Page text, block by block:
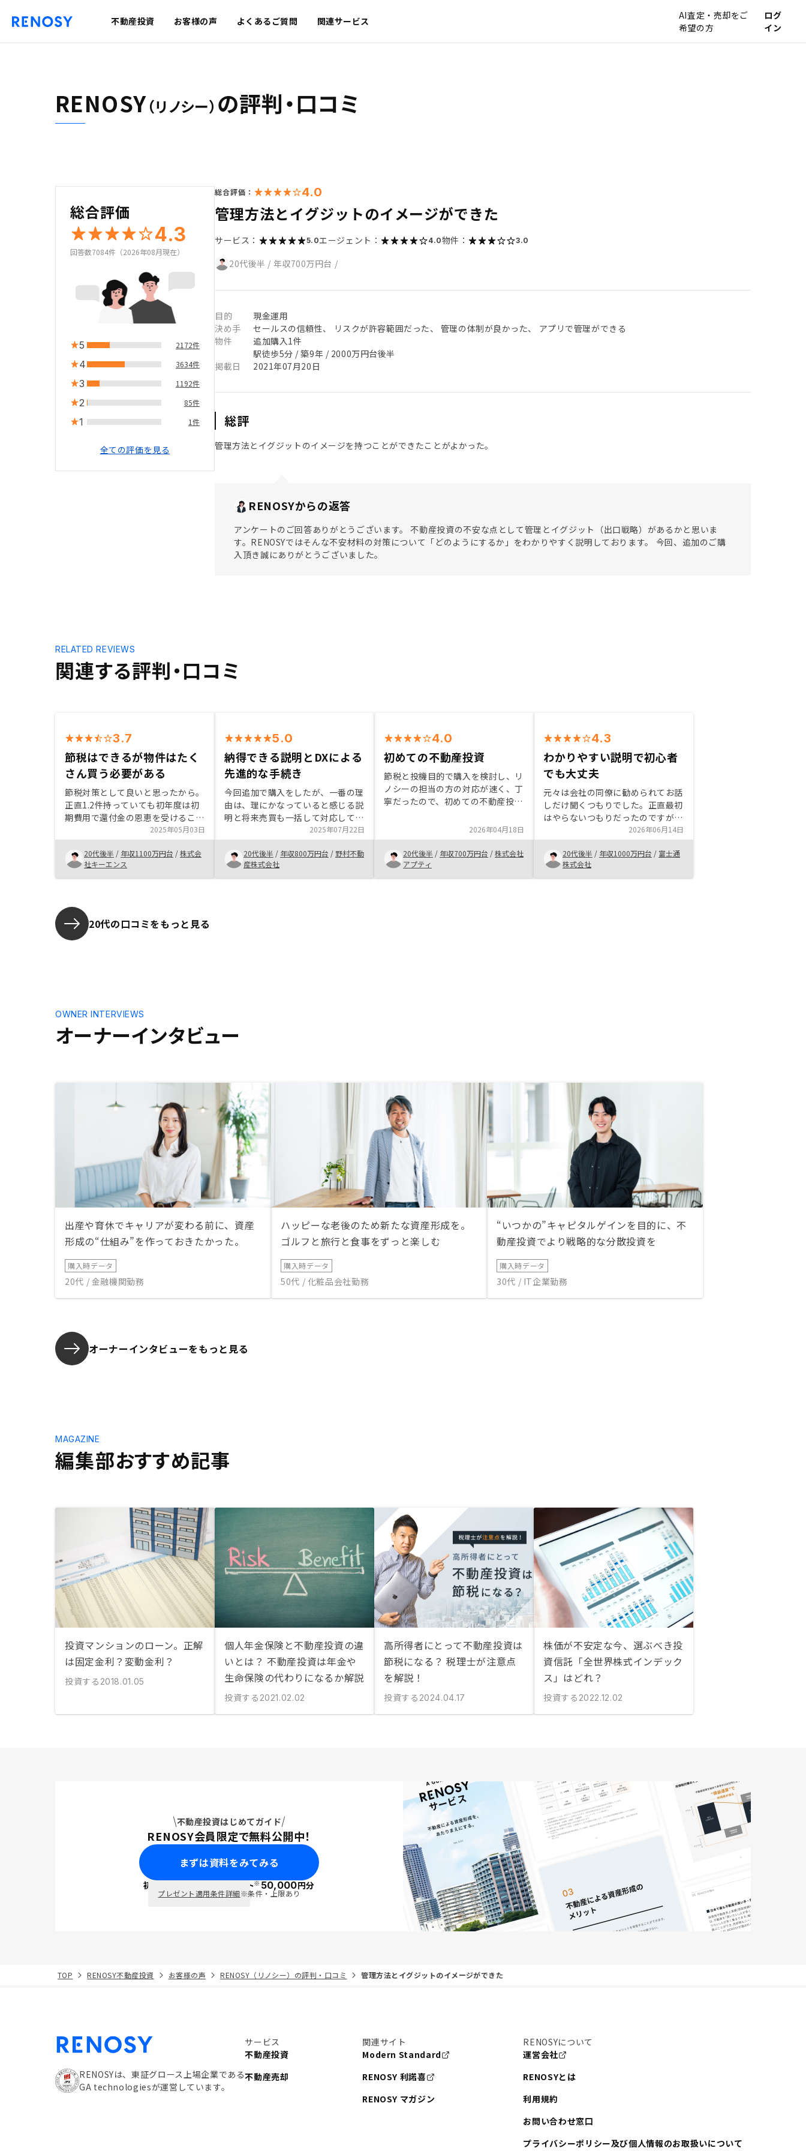
不動産投資 お客様の声 よくあるご質問 関連サービス
AI査定・売却をご
希望の方
ログ
イン
RENOSY（リノシー） の評判・口コミ
総合評価
4.3
回答数7084件（2026年08月現在）
5 2172件
4 3634件
3 1192件
2 85件
1 1件
全ての評価を見る
総合評価： 4.0
管理方法とイグジットのイメージができた
サービス： 5.0エージェント： 4.0物件： 3.0
20代後半 / 年収700万円台 /
目的
現金運用
決め手
セールスの信頼性、 リスクが許容範囲だった、 管理の体制が良かった、 アプリで管理ができる
物件
追加購入1件
駅徒歩5分 / 築9年 / 2000万円台後半
掲載日
2021年07月20日
総評
管理方法とイグジットのイメージを持つことができたことがよかった。
RENOSYからの返答
アンケートのご回答ありがとうございます。 不動産投資の不安な点として管理とイグジット（出口戦略）があるかと思いま
す。RENOSYではそんな不安材料の対策について「どのようにするか」をわかりやすく説明しております。 今回、追加のご購
入頂き誠にありがとうございました。
関連する評判・口コミ
RELATED REVIEWS
3.7
節税はできるが物件はたく
さん買う必要がある
節税対策として良いと思ったから。
正直1.2件持っていても初年度は初
期費用で還付金の恩恵を受けること
ができるが、2年目以降は継続的に
購入しないとメリットが出てこな
い。 理由は節税効果を最大化でき
ず支出とほぼ同じくらいになること
と売却時の利益を得るために時間が
してほしかった。 元利均等法など
結果的に物件購入金額以上の支払い
が発生することは知らなかった。
2025年05月03日
20代後半 / 年収1100万円台 /株式会
社キーエンス
5.0
納得できる説明とDXによる
先進的な手続き
今回追加で購入をしたが、一番の理
由は、理にかなっていると感じる説
明と将来売買も一括して対応してく
れる点です。加えて紙媒体で契約手
続きを行うのが一般的な不動産業界
において、ここ数年でもWEB上で
対応できる手続きに進化していたり
と、デジタルを融合させた画期的な
2025年07月22日
20代後半 / 年収800万円台 / 野村不動
産株式会社
4.0
初めての不動産投資
節税と投機目的で購入を検討し、リ
ノシーの担当の方の対応が速く、丁
寧だったので、初めての不動産投資
様々な管理プランがあるので手間い
らずで利用できると思います。 不
動産の数も多いと思うのでまずは物
件を見てみるだけでも良いかもしれ
ません管理プランの詳細を比較表の
2026年04月18日
20代後半 / 年収700万円台 /株式会社
アプティ
4.3
わかりやすい説明で初心者
でも大丈夫
元々は会社の同僚に勧められてお話
しだけ聞くつもりでした。正直最初
はやらないつもりだったのですが、
お話が非常にわかりやすくリスクも
許容範囲内で、自分の年収なら絶対
やったほうがいいなと思えたのでや
りました。
2026年06月14日
20代後半 / 年収1000万円台 / 富士通
株式会社
20代の口コミをもっと見る
オーナーインタビュー
OWNER INTERVIEWS
出産や育休でキャリアが変わる前に、資産
形成の“仕組み”を作っておきたかった。
購入時データ
20代 / 金融機関勤務
ハッピーな老後のため新たな資産形成を。
ゴルフと旅行と食事をずっと楽しむ
購入時データ
50代 / 化粧品会社勤務
“いつかの”キャピタルゲインを目的に、不
動産投資でより戦略的な分散投資を
購入時データ
30代 / IT企業勤務
オーナーインタビューをもっと見る
編集部おすすめ記事
MAGAZINE
投資マンションのローン。正解
は固定金利？変動金利？
投資する 2018.01.05
個人年金保険と不動産投資の違
いとは？ 不動産投資は年金や
生命保険の代わりになるか解説
投資する 2021.02.02
高所得者にとって不動産投資は
節税になる？ 税理士が注意点
を解説！
投資する 2024.04.17
株価が不安定な今、選ぶべき投
資信託「全世界株式インデック
ス」はどれ？
投資する 2022.12.02
不動産投資はじめてガイド
RENOSY会員限定で無料公開中！
まずは資料をみてみる
初回面談で ポイント※50,000円分
プレゼント適用条件詳細※条件・上限あり
TOP RENOSY不動産投資 お客様の声 RENOSY（リノシー）の評判・口コミ 管理方法とイグジットのイメージができた
RENOSYは、東証グロース上場企業である
GA technologiesが運営しています。
サービス
不動産投資
不動産売却
関連サイト
Modern Standard
RENOSY 利諾喜
RENOSY マガジン
RENOSYについて
運営会社
RENOSYとは
利用規約
お問い合わせ窓口
プライバシーポリシー及び個人情報のお取扱いについて